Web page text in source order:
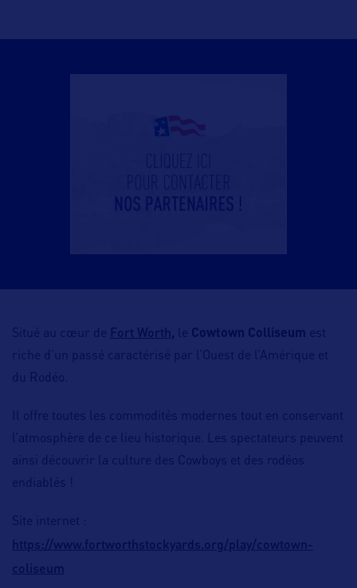
Situé au cœur de Fort Worth , le Cowtown Colliseum est
riche d’un passé caractérisé par l’Ouest de l’Amérique et
du Rodéo.
Il offre toutes les commodités modernes tout en conservant
l’atmosphère de ce lieu historique. Les spectateurs peuvent
ainsi découvrir la culture des Cowboys et des rodéos
endiablés !
Site internet :
https://www.fortworthstockyards.org/play/cowtown-
coliseum